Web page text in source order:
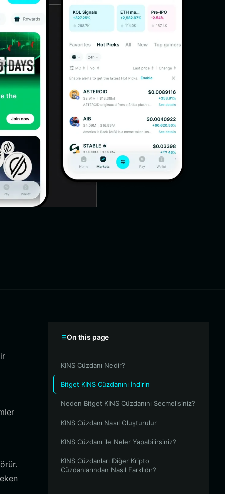
On this page
KINS Cüzdanı Nedir?
Bitget KINS Cüzdanını İndirin
Neden Bitget KINS Cüzdanını Seçmelisiniz?
KINS Cüzdanı Nasıl Oluşturulur
KINS Cüzdanı ile Neler Yapabilirsiniz?
KINS Cüzdanları Diğer Kripto
Cüzdanlarından Nasıl Farklıdır?